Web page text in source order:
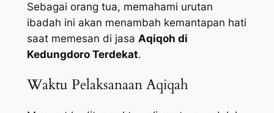
Sebagai orang tua, memahami urutan
ibadah ini akan menambah kemantapan hati
saat memesan di jasa Aqiqoh di
Kedungdoro Terdekat.
Waktu Pelaksanaan Aqiqah